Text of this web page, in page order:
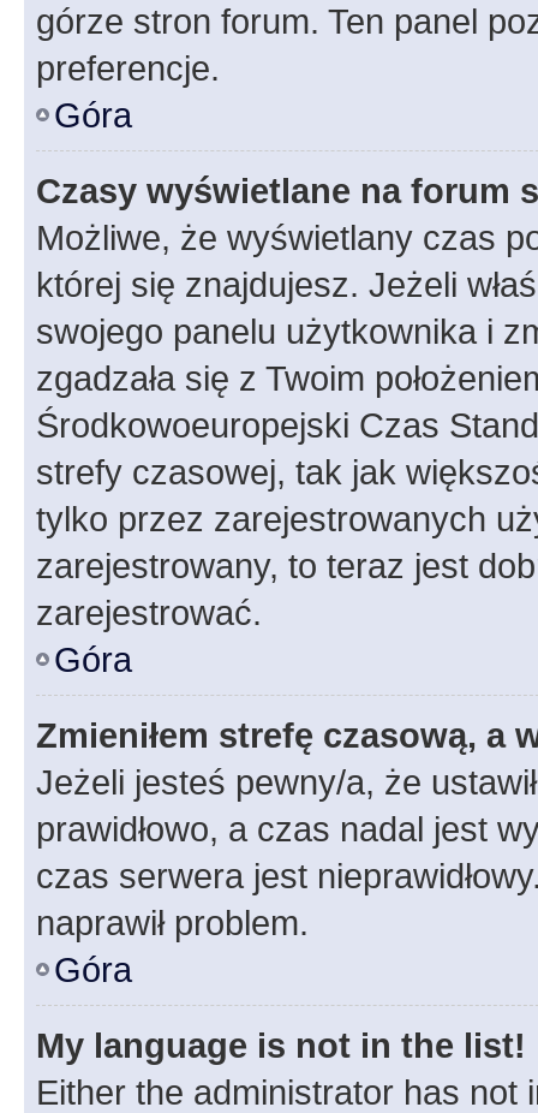
górze stron forum. Ten panel
preferencje.
Góra
Czasy wyświetlane na forum
Możliwe, że wyświetlany czas
której się znajdujesz. Jeżeli
swojego panelu użytkownika i
zgadzała się z Twoim
Środkowoeuropejski Czas
strefy czasowej, tak jak
tylko przez zarejestrowanych
zarejestrowany, to teraz jest
zarejestrować.
Góra
Zmieniłem strefę czasową, a
Jeżeli jesteś pewny/a, że
prawidłowo, a czas nadal jest
czas serwera jest
naprawił problem.
Góra
My language is not in the list!
Either the administrator has not